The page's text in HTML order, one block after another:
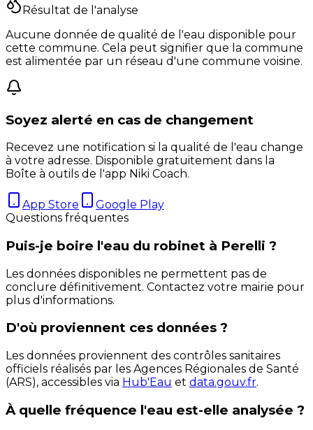
Résultat de l'analyse
Aucune donnée de qualité de l'eau disponible pour
cette commune. Cela peut signifier que la commune
est alimentée par un réseau d'une commune voisine.
Soyez alerté en cas de changement
Recevez une notification si la qualité de l'eau change
à votre adresse. Disponible gratuitement dans la
Boîte à outils de l'app Niki Coach.
App Store
Google Play
Questions fréquentes
Puis-je boire l'eau du robinet à Perelli ?
Les données disponibles ne permettent pas de
conclure définitivement. Contactez votre mairie pour
plus d'informations.
D'où proviennent ces données ?
Les données proviennent des contrôles sanitaires
officiels réalisés par les Agences Régionales de Santé
(ARS), accessibles via Hub'Eau et data.gouv.fr.
À quelle fréquence l'eau est-elle analysée ?